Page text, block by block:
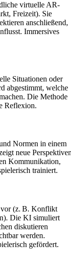
virtuelle AR-
Freizeit). Sie
anschließend,
Immersives
Situationen oder
abgestimmt, welche
Die Methode
Reflexion.
Normen in einem
neue
Kommunikation,
trainiert.
vor (z. B. Konflikt
Die KI simuliert
diskutieren
werden.
gefördert.